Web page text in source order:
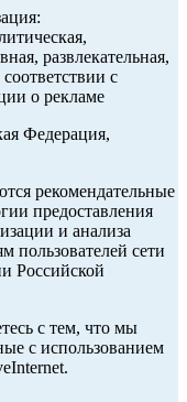
развлекательная,
с
о рекламе
Федерация,
рекомендательные
предоставления
и анализа
пользователей сети
Российской
с тем, что мы
с использованием